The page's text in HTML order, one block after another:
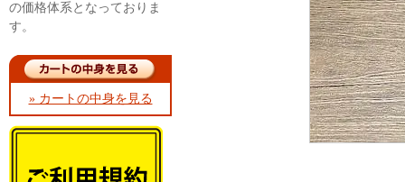
の価格体系となっておりま
す。
» カートの中身を見る